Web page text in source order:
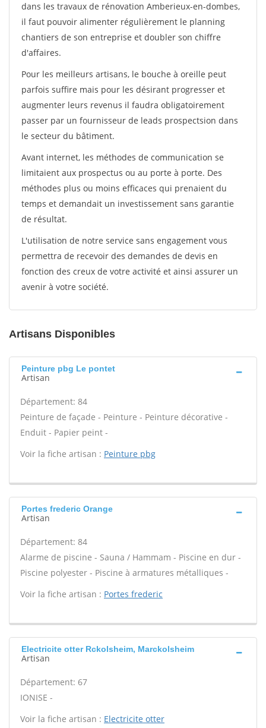
dans les travaux de rénovation Amberieux-en-dombes,
il faut pouvoir alimenter régulièrement le planning
chantiers de son entreprise et doubler son chiffre
d'affaires.
Pour les meilleurs artisans, le bouche à oreille peut
parfois suffire mais pour les désirant progresser et
augmenter leurs revenus il faudra obligatoirement
passer par un fournisseur de leads prospectsion dans
le secteur du bâtiment.
Avant internet, les méthodes de communication se
limitaient aux prospectus ou au porte à porte. Des
méthodes plus ou moins efficaces qui prenaient du
temps et demandait un investissement sans garantie
de résultat.
L'utilisation de notre service sans engagement vous
permettra de recevoir des demandes de devis en
fonction des creux de votre activité et ainsi assurer un
avenir à votre société.
Artisans Disponibles
Peinture pbg Le pontet
Artisan
Département: 84
Peinture de façade - Peinture - Peinture décorative -
Enduit - Papier peint -
Voir la fiche artisan : Peinture pbg
Portes frederic Orange
Artisan
Département: 84
Alarme de piscine - Sauna / Hammam - Piscine en dur -
Piscine polyester - Piscine à armatures métalliques -
Voir la fiche artisan : Portes frederic
Electricite otter Rckolsheim, Marckolsheim
Artisan
Département: 67
IONISE -
Voir la fiche artisan : Electricite otter